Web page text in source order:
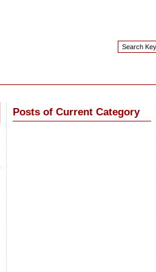
Posts of Current Category